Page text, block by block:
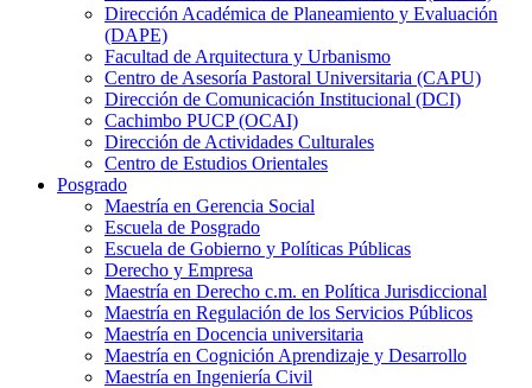
Dirección Académica de Planeamiento y Evaluación
(DAPE)
Facultad de Arquitectura y Urbanismo
Centro de Asesoría Pastoral Universitaria (CAPU)
Dirección de Comunicación Institucional (DCI)
Cachimbo PUCP (OCAI)
Dirección de Actividades Culturales
Centro de Estudios Orientales
Posgrado
Maestría en Gerencia Social
Escuela de Posgrado
Escuela de Gobierno y Políticas Públicas
Derecho y Empresa
Maestría en Derecho c.m. en Política Jurisdiccional
Maestría en Regulación de los Servicios Públicos
Maestría en Docencia universitaria
Maestría en Cognición Aprendizaje y Desarrollo
Maestría en Ingeniería Civil